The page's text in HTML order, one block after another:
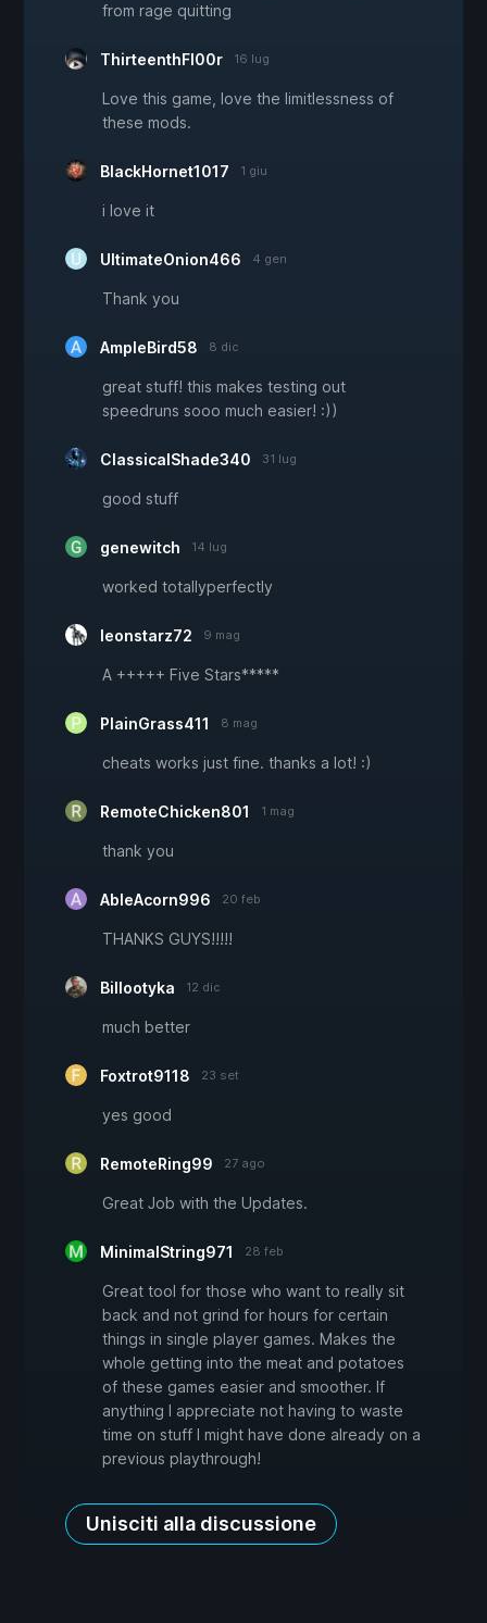
from rage quitting
ThirteenthFl00r 16 lug
Love this game, love the limitlessness of
these mods.
BlackHornet1017 1 giu
i love it
UltimateOnion466 4 gen
Thank you
AmpleBird58 8 dic
great stuff! this makes testing out
speedruns sooo much easier! :))
ClassicalShade340 31 lug
good stuff
genewitch 14 lug
worked totallyperfectly
leonstarz72 9 mag
A +++++ Five Stars*****
PlainGrass411 8 mag
cheats works just fine. thanks a lot! :)
RemoteChicken801 1 mag
thank you
AbleAcorn996 20 feb
THANKS GUYS!!!!!
Billootyka 12 dic
much better
Foxtrot9118 23 set
yes good
RemoteRing99 27 ago
Great Job with the Updates.
MinimalString971 28 feb
Great tool for those who want to really sit
back and not grind for hours for certain
things in single player games. Makes the
whole getting into the meat and potatoes
of these games easier and smoother. If
anything I appreciate not having to waste
time on stuff I might have done already on a
previous playthrough!
Unisciti alla discussione